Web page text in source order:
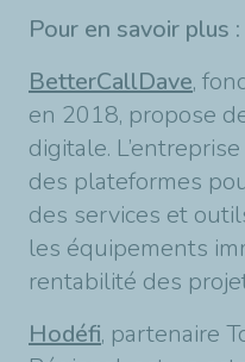
Pour en savoir plus :
BetterCallDave,
en 2018, propose
digitale.
des plateformes
des services et
les équipements
rentabilité des
Hodéfi, partenaire